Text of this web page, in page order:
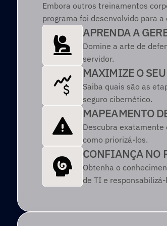
Embora outros treinamentos
programa foi desenvolvido para
APRENDA A
Domine a arte de
servidor.
MAXIMIZE O
Saiba quais são as
seguro cibernético.
MAPEAMENTO
Descubra
como priorizá-los.
CONFIANÇA NO
Obtenha o
de TI e responsabilizá-